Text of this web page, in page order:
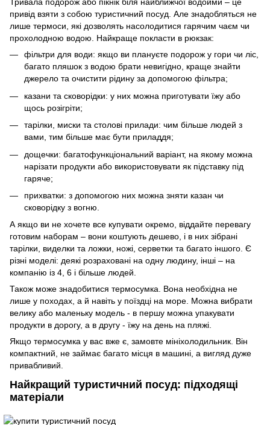
Тривала подорож або пікнік біля найближчої водойми – це
привід взяти з собою туристичний посуд. Але знадобляться не
лише термоси, які дозволять насолодитися гарячим чаєм чи
прохолодною водою. Найкраще покласти в рюкзак:
фільтри для води: якщо ви плануєте подорож у гори чи ліс,
багато пляшок з водою брати невигідно, краще знайти
джерело та очистити рідину за допомогою фільтра;
казани та сковорідки: у них можна приготувати їжу або
щось розігріти;
тарілки, миски та столові прилади: чим більше людей з
вами, тим більше має бути приладдя;
дощечки: багатофункціональний варіант, на якому можна
нарізати продукти або використовувати як підставку під
гаряче;
прихватки: з допомогою них можна зняти казан чи
сковорідку з вогню.
А якщо ви не хочете все купувати окремо, віддайте перевагу
готовим наборам – вони коштують дешево, і в них зібрані
тарілки, виделки та ложки, ножі, серветки та багато іншого. Є
різні моделі: деякі розраховані на одну людину, інші – на
компанію із 4, 6 і більше людей.
Також може знадобитися термосумка. Вона необхідна не
лише у походах, а й навіть у поїздці на море. Можна вибрати
велику або маленьку модель - в першу можна упакувати
продукти в дорогу, а в другу - їжу на день на пляжі.
Якщо термосумка у вас вже є, замовте мініхолодильник. Він
компактний, не займає багато місця в машині, а вигляд дуже
привабливий.
Найкращий туристичний посуд: підходящі
матеріали